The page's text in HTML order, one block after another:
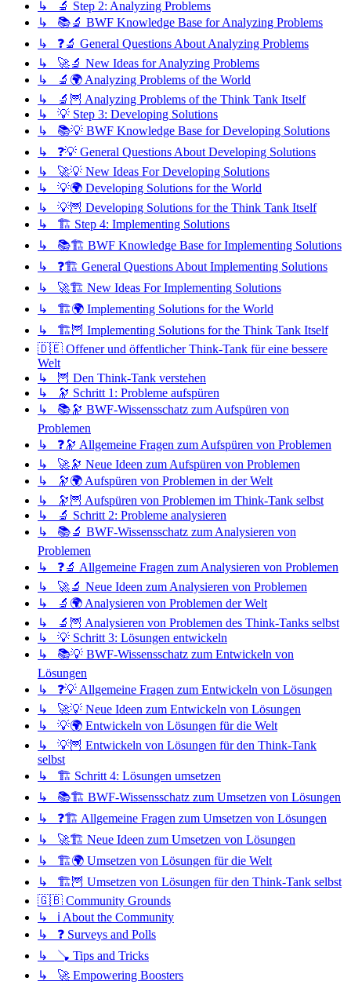
↳ 🔬 Step 2: Analyzing Problems
↳ 📚🔬 BWF Knowledge Base for Analyzing Problems
↳ ❓🔬 General Questions About Analyzing Problems
↳ 🚀🔬 New Ideas for Analyzing Problems
↳ 🔬🌍 Analyzing Problems of the World
↳ 🔬🦉 Analyzing Problems of the Think Tank Itself
↳ 💡 Step 3: Developing Solutions
↳ 📚💡 BWF Knowledge Base for Developing Solutions
↳ ❓💡 General Questions About Developing Solutions
↳ 🚀💡 New Ideas For Developing Solutions
↳ 💡🌍 Developing Solutions for the World
↳ 💡🦉 Developing Solutions for the Think Tank Itself
↳ 🏗️ Step 4: Implementing Solutions
↳ 📚🏗️ BWF Knowledge Base for Implementing Solutions
↳ ❓🏗️ General Questions About Implementing Solutions
↳ 🚀🏗️ New Ideas For Implementing Solutions
↳ 🏗️🌍 Implementing Solutions for the World
↳ 🏗️🦉 Implementing Solutions for the Think Tank Itself
🇩🇪 Offener und öffentlicher Think-Tank für eine bessere
Welt
↳ 🦉 Den Think-Tank verstehen
↳ 🔭 Schritt 1: Probleme aufspüren
↳ 📚🔭 BWF-Wissensschatz zum Aufspüren von
Problemen
↳ ❓🔭 Allgemeine Fragen zum Aufspüren von Problemen
↳ 🚀🔭 Neue Ideen zum Aufspüren von Problemen
↳ 🔭🌍 Aufspüren von Problemen in der Welt
↳ 🔭🦉 Aufspüren von Problemen im Think-Tank selbst
↳ 🔬 Schritt 2: Probleme analysieren
↳ 📚🔬 BWF-Wissensschatz zum Analysieren von
Problemen
↳ ❓🔬 Allgemeine Fragen zum Analysieren von Problemen
↳ 🚀🔬 Neue Ideen zum Analysieren von Problemen
↳ 🔬🌍 Analysieren von Problemen der Welt
↳ 🔬🦉 Analysieren von Problemen des Think-Tanks selbst
↳ 💡 Schritt 3: Lösungen entwickeln
↳ 📚💡 BWF-Wissensschatz zum Entwickeln von
Lösungen
↳ ❓💡 Allgemeine Fragen zum Entwickeln von Lösungen
↳ 🚀💡 Neue Ideen zum Entwickeln von Lösungen
↳ 💡🌍 Entwickeln von Lösungen für die Welt
↳ 💡🦉 Entwickeln von Lösungen für den Think-Tank
selbst
↳ 🏗️ Schritt 4: Lösungen umsetzen
↳ 📚🏗️ BWF-Wissensschatz zum Umsetzen von Lösungen
↳ ❓🏗️ Allgemeine Fragen zum Umsetzen von Lösungen
↳ 🚀🏗️ Neue Ideen zum Umsetzen von Lösungen
↳ 🏗️🌍 Umsetzen von Lösungen für die Welt
↳ 🏗️🦉 Umsetzen von Lösungen für den Think-Tank selbst
🇬🇧 Community Grounds
↳ ℹ️ About the Community
↳ ❓ Surveys and Polls
↳ 🪠 Tips and Tricks
↳ 🚀 Empowering Boosters